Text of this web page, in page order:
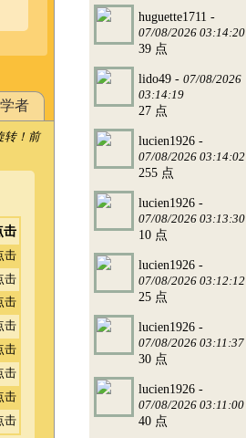
者
转！前
击
击
击
击
击
击
击
击
击
huguette1711 -
07/08/2026 03:14:20
39 点
lido49 - 07/08/2026
03:14:19
27 点
lucien1926 -
07/08/2026 03:14:02
255 点
lucien1926 -
07/08/2026 03:13:30
10 点
lucien1926 -
07/08/2026 03:12:12
25 点
lucien1926 -
07/08/2026 03:11:37
30 点
lucien1926 -
07/08/2026 03:11:00
40 点